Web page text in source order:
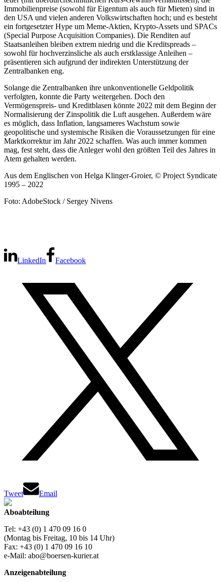
Immobilienpreise (sowohl für Eigentum als auch für Mieten) sind in
den USA und vielen anderen Volkswirtschaften hoch; und es besteht
ein fortgesetzter Hype um Meme-Aktien, Krypto-Assets und SPACs
(Special Purpose Acquisition Companies). Die Renditen auf
Staatsanleihen bleiben extrem niedrig und die Kreditspreads –
sowohl für hochverzinsliche als auch erstklassige Anleihen –
präsentieren sich aufgrund der indirekten Unterstützung der
Zentralbanken eng.
Solange die Zentralbanken ihre unkonventionelle Geldpolitik
verfolgten, konnte die Party weitergehen. Doch den
Vermögenspreis- und Kreditblasen könnte 2022 mit dem Beginn der
Normalisierung der Zinspolitik die Luft ausgehen. Außerdem wäre
es möglich, dass Inflation, langsameres Wachstum sowie
geopolitische und systemische Risiken die Voraussetzungen für eine
Marktkorrektur im Jahr 2022 schaffen. Was auch immer kommen
mag, fest steht, dass die Anleger wohl den größten Teil des Jahres in
Atem gehalten werden.
Aus dem Englischen von Helga Klinger-Groier, © Project Syndicate
1995 – 2022
Foto: AdobeStock / Sergey Nivens
LinkedIn Facebook
Tweet Email
Aboabteilung
Tel: +43 (0) 1 470 09 16 0
(Montag bis Freitag, 10 bis 14 Uhr)
Fax: +43 (0) 1 470 09 16 10
e-Mail: abo@boersen-kurier.at
Anzeigenabteilung